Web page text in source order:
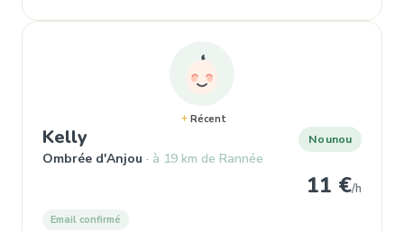
Récent
Kelly, Nounou à Ombrée d'Anjou
Ombrée d'Anjou à 19 km de Rannée
Nounou
11 €/h
Email confirmé